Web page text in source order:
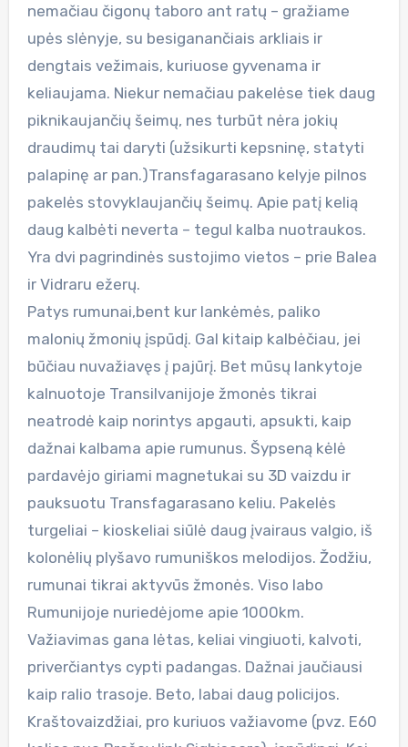
nemačiau čigonų taboro ant ratų – gražiame
upės slėnyje, su besiganančiais arkliais ir
dengtais vežimais, kuriuose gyvenama ir
keliaujama. Niekur nemačiau pakelėse tiek daug
piknikaujančių šeimų, nes turbūt nėra jokių
draudimų tai daryti (užsikurti kepsninę, statyti
palapinę ar pan.)Transfagarasano kelyje pilnos
pakelės stovyklaujančių šeimų. Apie patį kelią
daug kalbėti neverta – tegul kalba nuotraukos.
Yra dvi pagrindinės sustojimo vietos – prie Balea
ir Vidraru ežerų.
Patys rumunai,bent kur lankėmės, paliko
malonių žmonių įspūdį. Gal kitaip kalbėčiau, jei
būčiau nuvažiavęs į pajūrį. Bet mūsų lankytoje
kalnuotoje Transilvanijoje žmonės tikrai
neatrodė kaip norintys apgauti, apsukti, kaip
dažnai kalbama apie rumunus. Šypseną kėlė
pardavėjo giriami magnetukai su 3D vaizdu ir
pauksuotu Transfagarasano keliu. Pakelės
turgeliai – kioskeliai siūlė daug įvairaus valgio, iš
kolonėlių plyšavo rumuniškos melodijos. Žodžiu,
rumunai tikrai aktyvūs žmonės. Viso labo
Rumunijoje nuriedėjome apie 1000km.
Važiavimas gana lėtas, keliai vingiuoti, kalvoti,
priverčiantys cypti padangas. Dažnai jaučiausi
kaip ralio trasoje. Beto, labai daug policijos.
Kraštovaizdžiai, pro kuriuos važiavome (pvz. E60